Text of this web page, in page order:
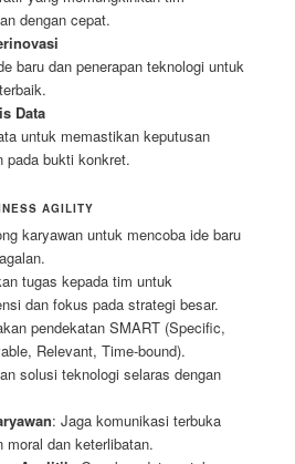
dengan cepat.
baru dan penerapan teknologi untuk
Data
untuk memastikan keputusan
pada bukti konkret.
AGILITY
karyawan untuk mencoba ide baru
tugas kepada tim untuk
dan fokus pada strategi besar.
pendekatan SMART (Specific,
Relevant, Time-bound).
solusi teknologi selaras dengan
: Jaga komunikasi terbuka
moral dan keterlibatan.